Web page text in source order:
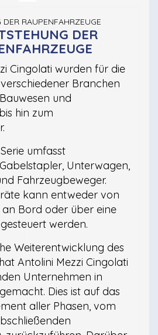
DER
Cingolati wurden für die
Branchen
und
hin zum
umfasst
Unterwagen,
Fahrzeugbeweger.
kann entweder von
Bord oder über eine
werden.
Weiterentwicklung des
Antolini Mezzi Cingolati
Unternehmen in
Dies ist auf das
aller Phasen, vom